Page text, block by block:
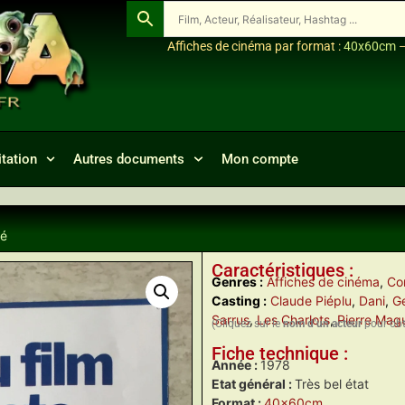
Affiches de cinéma par format :40x60cm
Autres documents Mon compte
Caractéristiques :
Genres : Affiches de cinéma,
Casting : Claude Piéplu, Dani,
Sarrus,Les Charlots,Pierre
(Cliquez sur lenom d’un acteurpour
Fiche technique :
Année : 1978
Etat général :Très bel état